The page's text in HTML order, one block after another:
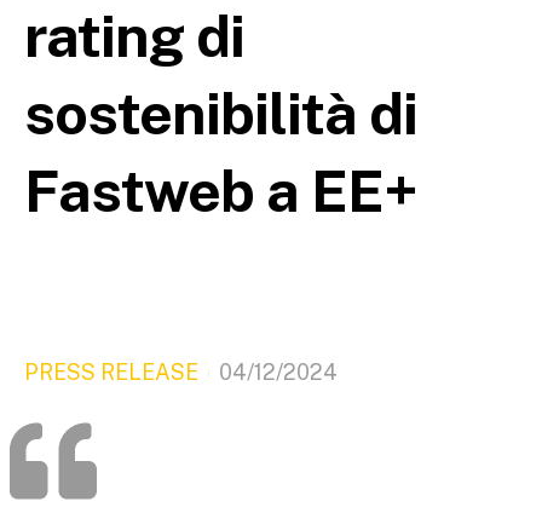
rating di
sostenibilità di
Fastweb a EE+
PRESS RELEASE 04/12/2024